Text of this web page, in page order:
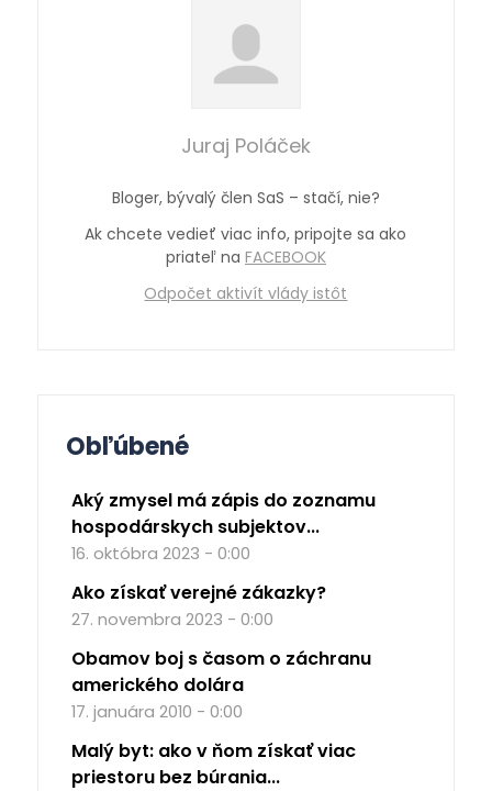
Juraj Poláček
Bloger, bývalý člen SaS – stačí, nie?
Ak chcete vedieť viac info, pripojte sa ako
priateľ na FACEBOOK
Odpočet aktivít vlády istôt
Obľúbené
Aký zmysel má zápis do zoznamu
hospodárskych subjektov...
16. októbra 2023 - 0:00
Ako získať verejné zákazky?
27. novembra 2023 - 0:00
Obamov boj s časom o záchranu
amerického dolára
17. januára 2010 - 0:00
Malý byt: ako v ňom získať viac
priestoru bez búrania...